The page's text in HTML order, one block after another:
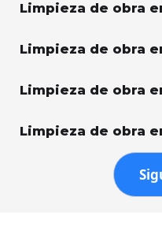
Limpieza de obra
Limpieza de obra
Limpieza de obra
Limpieza de obra